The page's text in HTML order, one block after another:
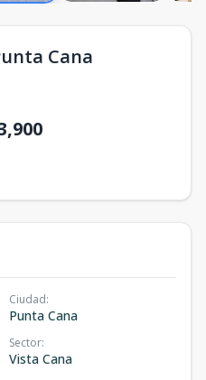
Cana
Ciudad:
Punta Cana
Sector:
Vista Cana